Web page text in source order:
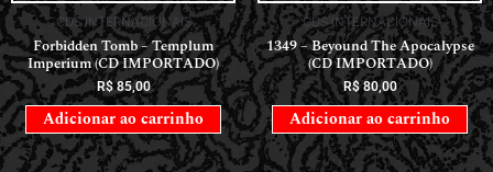
CDS INTERNACIONAIS
Forbidden Tomb – Templum
Imperium (CD IMPORTADO)
R$85,00
Adicionar ao carrinho
CDS INTERNACIONAIS
1349 – Beyound The Apocalypse
(CD IMPORTADO)
R$80,00
Adicionar ao carrinho